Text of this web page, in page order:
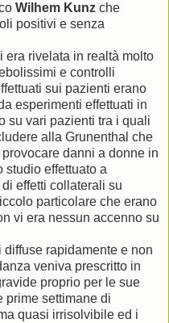
Wilhem Kunz che
positivi e senza
rivelata in realtà molto
e controlli
sui pazienti erano
esperimenti effettuati in
su vari pazienti tra i quali
alla Grunenthal che
danni a donne in
studio effettuato a
effetti collaterali su
particolare che erano
vi era nessun accenno su
rapidamente e non
veniva prescritto in
proprio per le sue
prime settimane di
quasi irrisolvibile ed i